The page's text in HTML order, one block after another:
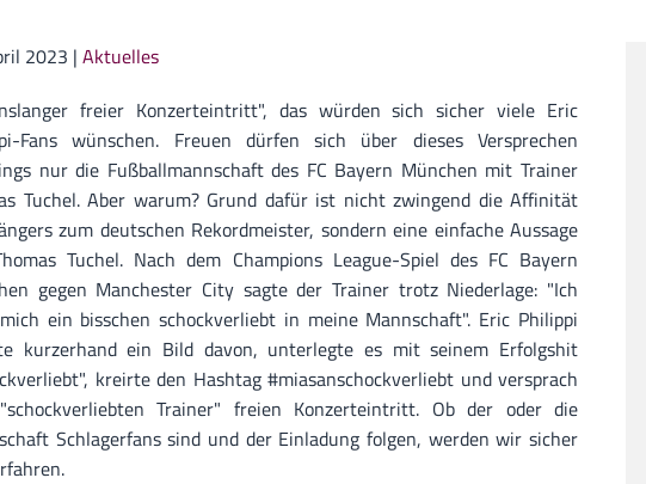
2023 | Aktuelles
freier Konzerteintritt", das würden sich sicher viele Eric
Fans wünschen. Freuen dürfen sich über dieses Versprechen
nur die Fußballmannschaft des FC Bayern München mit Trainer
Tuchel. Aber warum? Grund dafür ist nicht zwingend die Affinität
zum deutschen Rekordmeister, sondern eine einfache Aussage
Tuchel. Nach dem Champions League-Spiel des FC Bayern
gegen Manchester City sagte der Trainer trotz Niederlage: "Ich
ein bisschen schockverliebt in meine Mannschaft". Eric Philippi
kurzerhand ein Bild davon, unterlegte es mit seinem Erfolgshit
kreirte den Hashtag #miasanschockverliebt und versprach
Trainer" freien Konzerteintritt. Ob der oder die
Schlagerfans sind und der Einladung folgen, werden wir sicher